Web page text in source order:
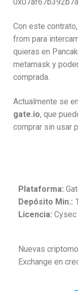
Con este
from para
quieras en
metamask y
comprada.
Actualmente se
gate.io, que
comprar sin usar
Plataforma:
Depósito Min.:
Licencia: Cysec
Nuevas
Exchange en